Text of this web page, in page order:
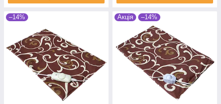
–14% Акція –14%